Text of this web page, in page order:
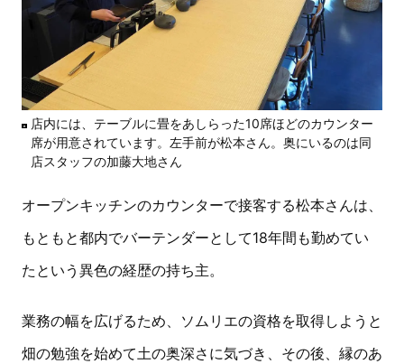
店内には、テーブルに畳をあしらった10席ほどのカウンター
席が用意されています。左手前が松本さん。奥にいるのは同
店スタッフの加藤大地さん
オープンキッチンのカウンターで接客する松本さんは、
もともと都内でバーテンダーとして18年間も勤めてい
たという異色の経歴の持ち主。
業務の幅を広げるため、ソムリエの資格を取得しようと
畑の勉強を始めて土の奥深さに気づき、その後、縁のあ